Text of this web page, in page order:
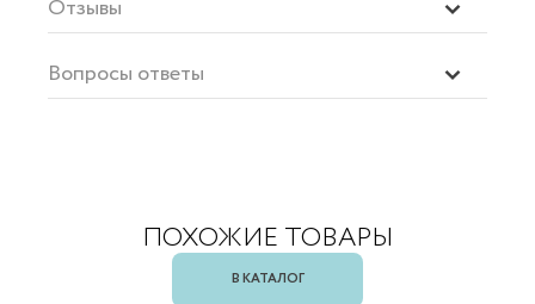
Отзывы
Вопросы ответы
ПОХОЖИЕ ТОВАРЫ
В КАТАЛОГ